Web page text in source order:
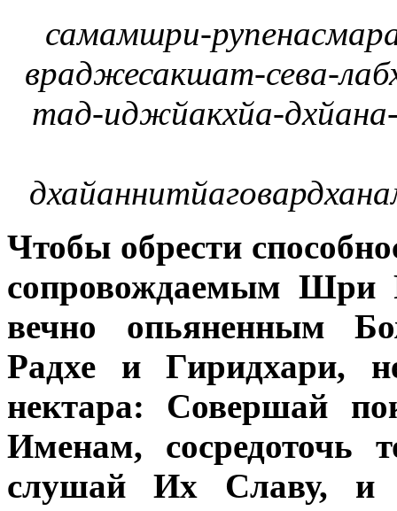
самамшри-
враджесакшат-сева-
тад-иджйакхйа-
Чтобы обрести
сопровождаемым Шри
вечно опьяненным
Радхе и Гиридхари,
нектара: Совершай
Именам,
слушай Их Славу, и